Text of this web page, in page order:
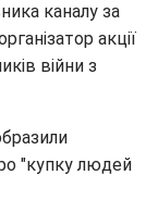
каналу за
акції
війни з
"купку людей